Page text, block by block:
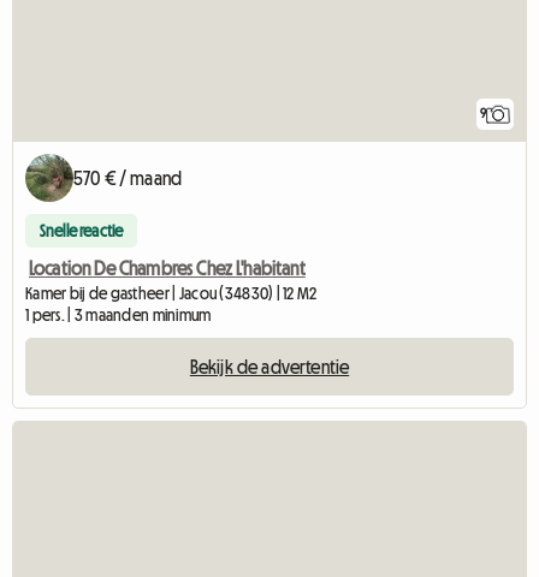
9
570 € / maand
Snelle reactie
Location De Chambres Chez L'habitant
Kamer bij de gastheer | Jacou (34830) | 12 M2
1 pers. | 3 maanden minimum
Bekijk de advertentie